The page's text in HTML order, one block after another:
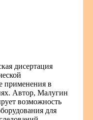
дисертация
применения в
Автор, Малугин
возможность
для